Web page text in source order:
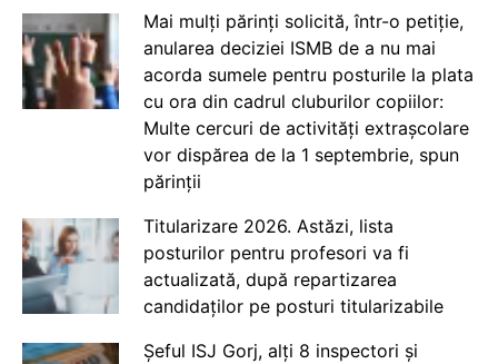
Mai mulți părinți solicită, într-o petiție,
anularea deciziei ISMB de a nu mai
acorda sumele pentru posturile la plata
cu ora din cadrul cluburilor copiilor:
Multe cercuri de activități extrașcolare
vor dispărea de la 1 septembrie, spun
părinții
Titularizare 2026. Astăzi, lista
posturilor pentru profesori va fi
actualizată, după repartizarea
candidaților pe posturi titularizabile
Șeful ISJ Gorj, alți 8 inspectori și